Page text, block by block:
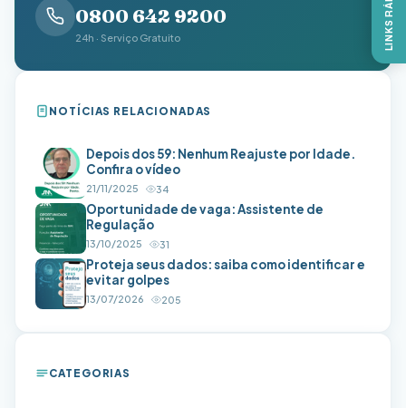
0800 642 9200
24h · Serviço Gratuito
NOTÍCIAS RELACIONADAS
Depois dos 59: Nenhum Reajuste por Idade.
Confira o vídeo
21/11/2025 34
Oportunidade de vaga: Assistente de
Regulação
13/10/2025 31
Proteja seus dados: saiba como identificar e
evitar golpes
13/07/2026 205
CATEGORIAS